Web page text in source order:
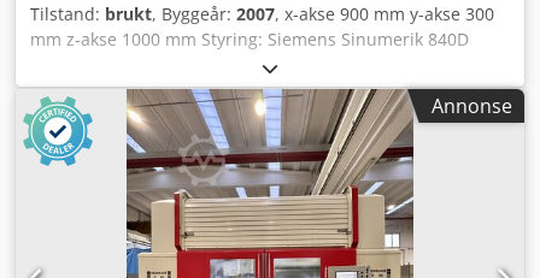
Tilstand: brukt, Byggeår: 2007, x-akse 900 mm y-akse 300
mm z-akse 1000 mm Styring: Siemens Sinumerik 840D
Emnediameter - maks. 1600 mm Modul - maks. 20 mm
Hodelerkretsdiameter 350 mm Fresedorndiameter 375 mm
Totalt tilkoblingsverdi 80 kVa Djdpew Rrb Hjfx Amhokr
Maskinvekt ca. 33,5 t Plassbehov ca. 10,530 x 6,375 x 4,680
m Matehastighet: - X-akse 1 til 3000 mm/min - Y-akse 1 til
3000 mm/min - Z-akse 1 til 4000 mm/min
Spindelhastigheter i o/min: - Verktøy 26 til 265 -
Arbeidsbord 0 til 8 Utstyr/tilbehør: - Motorisert fresehode
M 2 - Fresedorner - Oljekjøler - Teknisk dokumentasjon
Annonse